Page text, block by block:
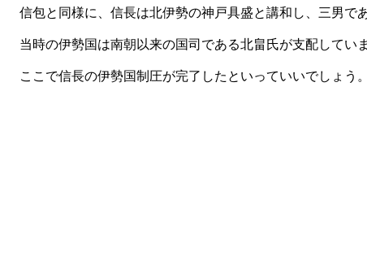
信包と同様に、信長は北伊勢の神戸具盛と講和し、三男で
当時の伊勢国は南朝以来の国司である北畠氏が支配してい
ここで信長の伊勢国制圧が完了したといっていいでしょう